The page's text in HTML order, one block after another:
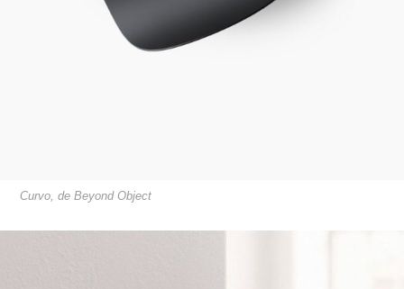
Curvo, de Beyond Object